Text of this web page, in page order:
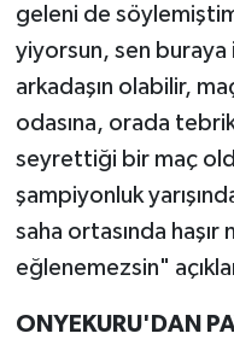
geleni de
yiyorsun, sen buraya
arkadaşın olabilir,
odasına, orada
seyrettiği bir maç
şampiyonluk
saha ortasında haşır
eğlenemezsin"
ONYEKURU'DAN